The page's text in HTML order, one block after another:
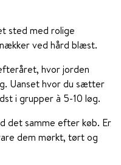
sted med rolige
ved hård blæst.
hvor jorden
Uanset hvor du sætter
i grupper à 5-10 løg.
det samme efter køb. Er
dem mørkt, tørt og